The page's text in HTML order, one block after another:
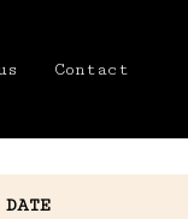
Contact
DATE